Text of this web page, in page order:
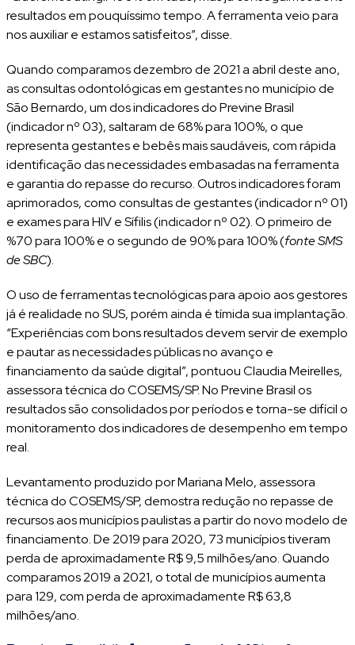
resultados em pouquíssimo tempo. A ferramenta veio para
nos auxiliar e estamos satisfeitos”, disse.
Quando comparamos dezembro de 2021 a abril deste ano,
as consultas odontológicas em gestantes no município de
São Bernardo, um dos indicadores do Previne Brasil
(indicador nº 03), saltaram de 68% para 100%, o que
representa gestantes e bebês mais saudáveis, com rápida
identificação das necessidades embasadas na ferramenta
e garantia do repasse do recurso. Outros indicadores foram
aprimorados, como consultas de gestantes (indicador nº 01)
e exames para HIV e Sífilis (indicador nº 02). O primeiro de
%70 para 100% e o segundo de 90% para 100% (fonte SMS
de SBC).
O uso de ferramentas tecnológicas para apoio aos gestores
já é realidade no SUS, porém ainda é tímida sua implantação.
“Experiências com bons resultados devem servir de exemplo
e pautar as necessidades públicas no avanço e
financiamento da saúde digital”, pontuou Claudia Meirelles,
assessora técnica do COSEMS/SP. No Previne Brasil os
resultados são consolidados por períodos e torna-se difícil o
monitoramento dos indicadores de desempenho em tempo
real.
Levantamento produzido por Mariana Melo, assessora
técnica do COSEMS/SP, demostra redução no repasse de
recursos aos municípios paulistas a partir do novo modelo de
financiamento. De 2019 para 2020, 73 municípios tiveram
perda de aproximadamente R$ 9,5 milhões/ano. Quando
comparamos 2019 a 2021, o total de municípios aumenta
para 129, com perda de aproximadamente R$ 63,8
milhões/ano.